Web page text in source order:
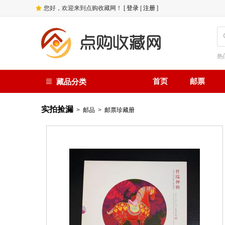
您好，欢迎来到点购收藏网！ [登录 注册 ]
热
藏品分类 首页 邮票
实拍捡漏 > 邮品 > 邮票珍藏册